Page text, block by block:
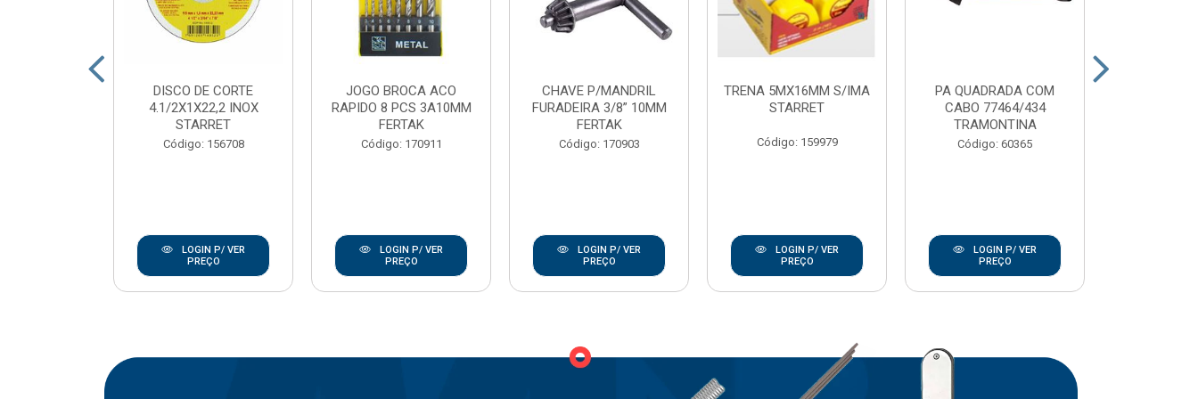
DISCO DE CORTE
4.1/2X1X22,2 INOX
STARRET
Código: 156708
LOGIN P/ VER
PREÇO
JOGO BROCA ACO
RAPIDO 8 PCS 3A10MM
FERTAK
Código: 170911
LOGIN P/ VER
PREÇO
CHAVE P/MANDRIL
FURADEIRA 3/8” 10MM
FERTAK
Código: 170903
LOGIN P/ VER
PREÇO
TRENA 5MX16MM S/IMA
STARRET
Código: 159979
LOGIN P/ VER
PREÇO
PA QUADRADA COM
CABO 77464/434
TRAMONTINA
Código: 60365
LOGIN P/ VER
PREÇO